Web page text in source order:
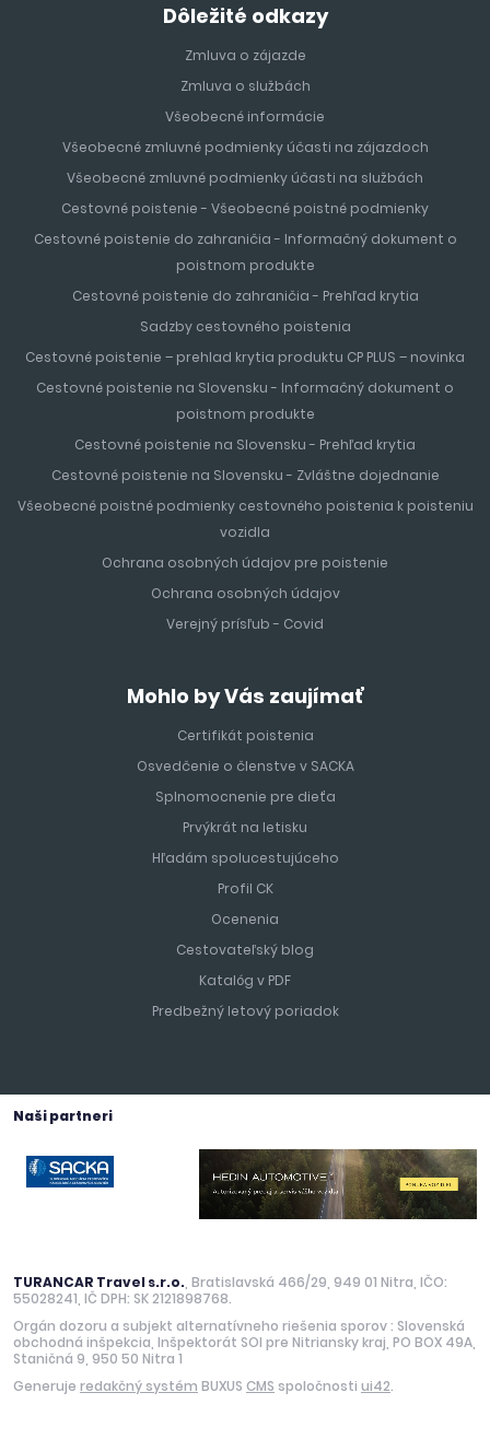
Dôležité odkazy
Zmluva o zájazde
Zmluva o službách
Všeobecné informácie
Všeobecné zmluvné podmienky účasti na zájazdoch
Všeobecné zmluvné podmienky účasti na službách
Cestovné poistenie - Všeobecné poistné podmienky
Cestovné poistenie do zahraničia - Informačný dokument o
poistnom produkte
Cestovné poistenie do zahraničia - Prehľad krytia
Sadzby cestovného poistenia
Cestovné poistenie – prehlad krytia produktu CP PLUS – novinka
Cestovné poistenie na Slovensku - Informačný dokument o
poistnom produkte
Cestovné poistenie na Slovensku - Prehľad krytia
Cestovné poistenie na Slovensku - Zvláštne dojednanie
Všeobecné poistné podmienky cestovného poistenia k poisteniu
vozidla
Ochrana osobných údajov pre poistenie
Ochrana osobných údajov
Verejný prísľub - Covid
Mohlo by Vás zaujímať
Certifikát poistenia
Osvedčenie o členstve v SACKA
Splnomocnenie pre dieťa
Prvýkrát na letisku
Hľadám spolucestujúceho
Profil CK
Ocenenia
Cestovateľský blog
Katalóg v PDF
Predbežný letový poriadok
Naši partneri
TURANCAR Travel s.r.o. , Bratislavská 466/29, 949 01 Nitra, IČO:
55028241, IČ DPH: SK 2121898768.
Orgán dozoru a subjekt alternatívneho riešenia sporov : Slovenská
obchodná inšpekcia, Inšpektorát SOI pre Nitriansky kraj, PO BOX 49A,
Staničná 9, 950 50 Nitra 1
Generuje redakčný systém BUXUS CMS spoločnosti ui42.